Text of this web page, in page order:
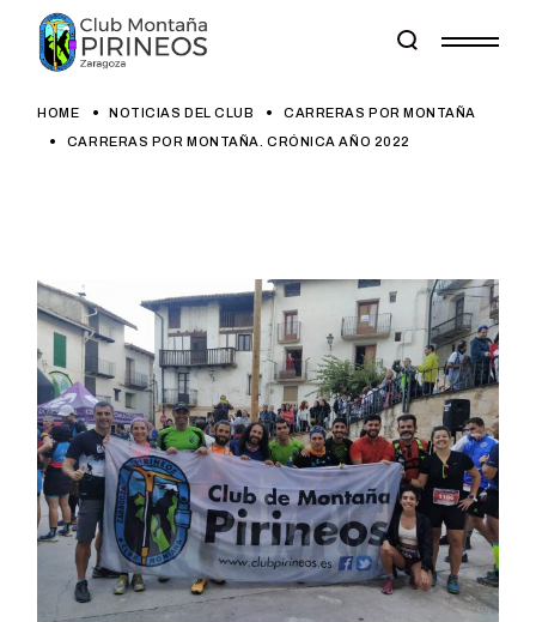
content
HOME NOTICIAS DEL CLUB
CARRERAS POR MONTAÑA
CARRERAS POR MONTAÑA. CRÓNICA AÑO 2022